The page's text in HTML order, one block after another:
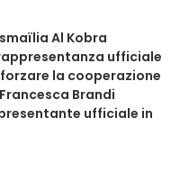
Al Kobra
ufficiale
la cooperazione
Brandi
ufficiale in